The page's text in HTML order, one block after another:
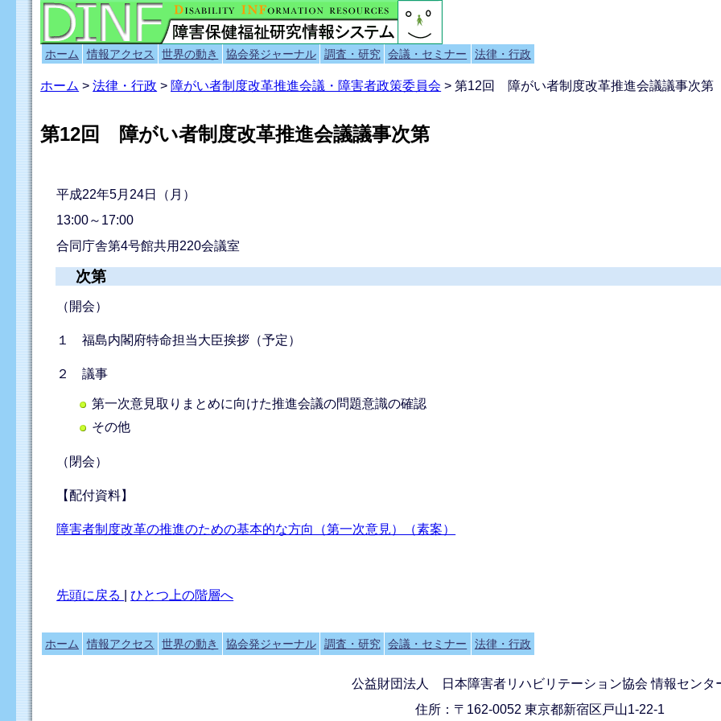
ホーム 情報アクセス 世界の動き 協会発ジャーナル 調査・研究 会議・セミナー 法律・行政
ホーム >法律・行政 > 障がい者制度改革推進会議・障害者政策委員会 > 第12回 障がい者制度改革推進会議議事次第
第12回 障がい者制度改革推進会議議事次第
平成22年5月24日（月）
13:00～17:00
合同庁舎第4号館共用220会議室
次第
（開会）
１ 福島内閣府特命担当大臣挨拶（予定）
２ 議事
第一次意見取りまとめに向けた推進会議の問題意識の確認
その他
（閉会）
【配付資料】
障害者制度改革の推進のための基本的な方向（第一次意見）（素案）
先頭に戻る |ひとつ上の階層へ
ホーム 情報アクセス 世界の動き 協会発ジャーナル 調査・研究 会議・セミナー 法律・行政
公益財団法人 日本障害者リハビリテーション協会 情報センタ
住所：〒162-0052 東京都新宿区戸山1-22-1